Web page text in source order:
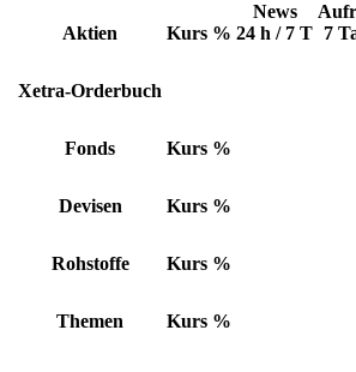
Aktien Kurs %
News
24 h / 7 T 7
Xetra-Orderbuch
Fonds Kurs %
Devisen Kurs %
Rohstoffe Kurs %
Themen Kurs %